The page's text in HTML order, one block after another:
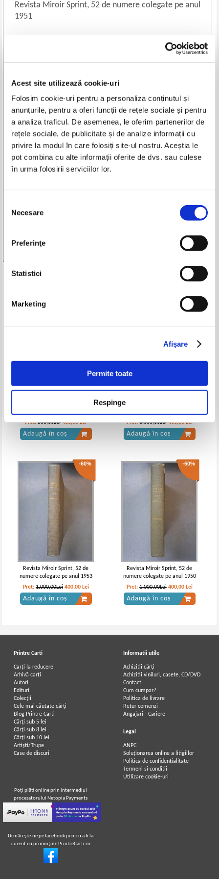
Acest site utilizează cookie-uri
Folosim cookie-uri pentru a personaliza conținutul și
anunțurile, pentru a oferi funcții de rețele sociale și pentru
a analiza traficul. De asemenea, le oferim partenerilor de
rețele sociale, de publicitate și de analize informații cu
privire la modul în care folosiți site-ul nostru. Aceștia le
pot combina cu alte informații oferite de dvs. sau culese
în urma folosirii serviciilor lor.
consimțământului
Necesare
Preferinţe
Statistici
Marketing
Afişare
Permite toate
Respinge
Revista Miroir Sprint, 52 de numere colegate pe anul
1951
Pret: 1.000,00Lei
in stoc
Cantitatea:
1 buc
Titlu: Revista Miroir Sprint, 52 de numere colegate pe anul 1951
Carte in limba: franceza
Adaugă în wishlist
Produse din aceeasi categorie
Revista Buna vestire (12 numere
Pret:500,00Lei 400,00 Lei
Adaugă în coș
-60%
Pret:1.000,00Lei 400,00 Lei
Adaugă în coș
-60%
Revista Miroir Sprint, 52 de
numere colegate pe anul 1953
Pret: 1.000,00Lei 400,00 Lei
Adaugă în coș
-60%
Revista Miroir Sprint, 52 de
numere colegate pe anul 1950
Pret:1.000,00Lei 400,00 Lei
Adaugă în coș
Printre Carti
Carți la reducere
Arhivă carți
Autori
Edituri
Colecții
Cele mai căutate cărți
Blog Printre Carti
Cărţi sub 5 lei
Cărţi sub 8 lei
Cărţi sub 10 lei
Artiști/Trupe
Case de discuri
Informatii utile
Achizitii cărți
Achizitii viniluri, casete, CD/DVD
Contact
Cum cumpar?
Politica de livrare
Retur comenzi
Angajari - Cariere
Legal
ANPC
Soluționarea online a litigiilor
Politica de confidentialitate
Termeni si conditii
Utilizare cookie-uri
Poţi plăti online prin intermediul
procesatorului Netopia Payments
Urmăreşte-ne pe facebook pentru a fi la
curent cu promoţiile PrintreCarti.ro